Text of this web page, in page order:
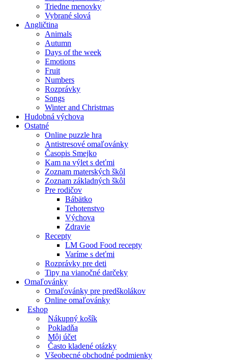
Triedne menovky
Vybrané slová
Angličtina
Animals
Autumn
Days of the week
Emotions
Fruit
Numbers
Rozprávky
Songs
Winter and Christmas
Hudobná výchova
Ostatné
Online puzzle hra
Antistresové omaľovánky
Časopis Smejko
Kam na výlet s deťmi
Zoznam materských škôl
Zoznam základných škôl
Pre rodičov
Bábätko
Tehotenstvo
Výchova
Zdravie
Recepty
LM Good Food recepty
Varíme s deťmi
Rozprávky pre deti
Tipy na vianočné darčeky
Omaľovánky
Omaľovánky pre predškolákov
Online omaľovánky
Eshop
Nákupný košík
Pokladňa
Môj účet
Často kladené otázky
Všeobecné obchodné podmienky